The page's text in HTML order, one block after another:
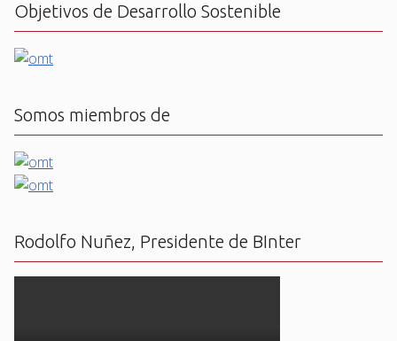
Objetivos de Desarrollo Sostenible
Somos miembros de
Rodolfo Nuñez, Presidente de BInter